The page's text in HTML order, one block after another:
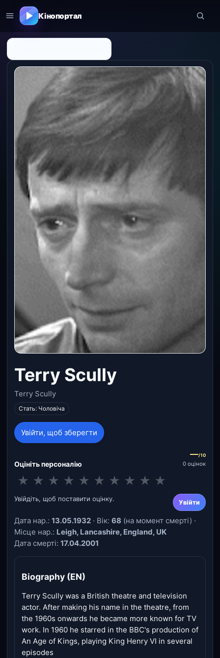
Кінопортал
Terry Scully
Terry Scully
Стать: Чоловіча
Увійти, щоб зберегти
Оцініть персоналію
—/10
0 оцінок
★ ★ ★ ★ ★ ★ ★ ★ ★ ★
Увійдіть, щоб поставити оцінку. Увійти
Дата нар.: 13.05.1932 · Вік: 68 (на момент смерті) ·
Місце нар.: Leigh, Lancashire, England, UK
Дата смерті: 17.04.2001
Biography (EN)
Terry Scully was a British theatre and television
actor. After making his name in the theatre, from
the 1960s onwards he became more known for TV
work. In 1960 he starred in the BBC's production of
An Age of Kings, playing King Henry VI in several
episodes